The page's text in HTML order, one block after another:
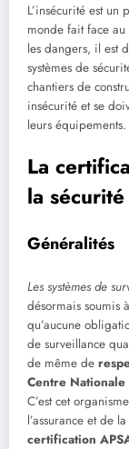
L’insécurité est
monde fait face
les dangers, il est
systèmes de
chantiers de
insécurité et se
leurs équipements.
La
la
Généralités
Les systèmes de
désormais soumis à
qu’aucune
de surveillance
de même de
Centre
C’est cet
l’assurance et de
certification